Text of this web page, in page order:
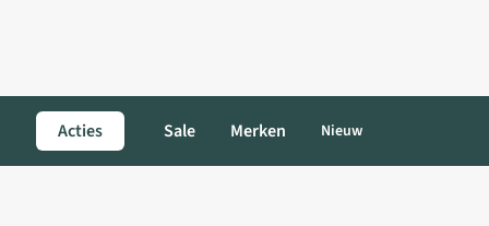
Acties Sale Merken Nieuw